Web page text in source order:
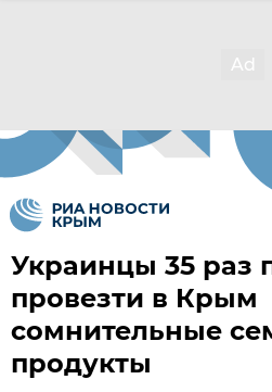
Украинцы 35 раз
провезти в Крым
сомнительные
продукты